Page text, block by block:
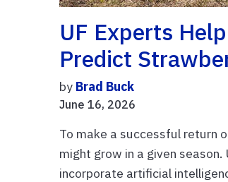
UF Experts
Predict
by Brad Buck
June 16, 2026
To make a successful return
might grow in a given
incorporate artificial